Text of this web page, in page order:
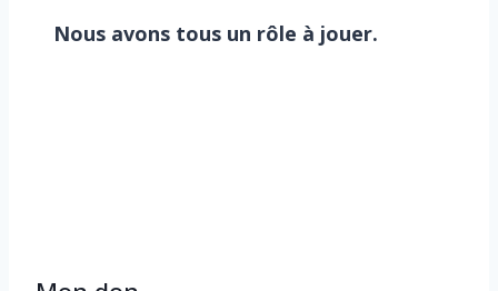
Nous avons tous un rôle à jouer.